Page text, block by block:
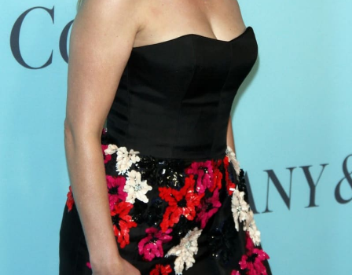
Videa
Sledujte prima+
Přihlášení
Sledujte nás